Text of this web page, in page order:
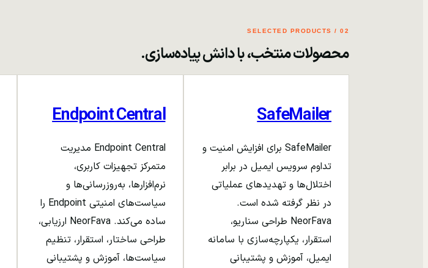
02 / SELECTED PRODUCTS
محصولات منتخب، با دانش پیاده‌سازی.
SafeMailer
SafeMailer برای افزایش امنیت و
تداوم سرویس ایمیل در برابر
اختلال‌ها و تهدیدهای عملیاتی
در نظر گرفته شده است.
NeorFava طراحی سناریو،
استقرار، یکپارچه‌سازی با سامانه
ایمیل، آموزش و پشتیبانی
Endpoint Central
Endpoint Central مدیریت
متمرکز تجهیزات کاربری،
نرم‌افزارها، به‌روزرسانی‌ها و
سیاست‌های امنیتی Endpoint را
ساده می‌کند. NeorFava ارزیابی،
طراحی ساختار، استقرار، تنظیم
سیاست‌ها، آموزش و پشتیبانی